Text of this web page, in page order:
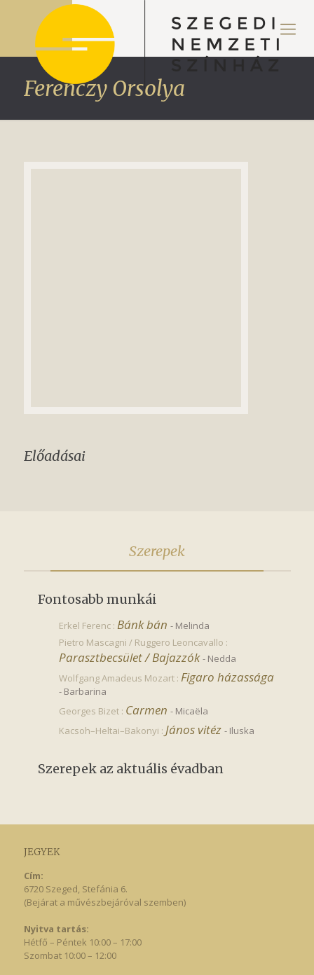
Ferenczy Orsolya
Előadásai
Szerepek
Fontosabb munkái
Erkel Ferenc : Bánk bán - Melinda
Pietro Mascagni / Ruggero Leoncavallo :
Parasztbecsület / Bajazzók - Nedda
Wolfgang Amadeus Mozart : Figaro házassága
- Barbarina
Georges Bizet : Carmen - Micaëla
Kacsoh–Heltai–Bakonyi : János vitéz - Iluska
Szerepek az aktuális évadban
JEGYEK
Cím:
6720 Szeged, Stefánia 6.
(Bejárat a művészbejáróval szemben)
Nyitva tartás:
Hétfő – Péntek 10:00 – 17:00
Szombat 10:00 – 12:00